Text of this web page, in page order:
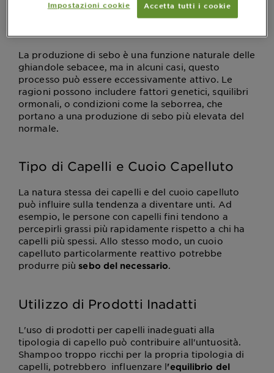
La produzione di sebo è una funzione naturale delle
ghiandole sebacee, ma in alcuni casi, questo
processo può essere eccessivamente attivo. Le
ragioni possono includere fattori genetici, squilibri
ormonali, o condizioni come la seborrea, che
portano a una produzione di sebo più elevata del
normale.
Tipo di Capelli e Cuoio Capelluto
La natura stessa dei capelli e del cuoio capelluto
può influire sulla tendenza a diventare unti. Ad
esempio, le persone con capelli fini tendono a
percepirli grassi più rapidamente rispetto a chi ha
capelli più spessi. Allo stesso modo, un cuoio
capelluto particolarmente reattivo potrebbe
produrre piùsebo del necessario.
Utilizzo di Prodotti Inadatti
L'uso di prodotti per capelli inadeguati alla
tipologia di capello può contribuire all'untuosità.
Shampoo troppo ricchi per la propria tipologia di
capelli, potrebbero influenzare l'equilibrio del
Impostazioni cookie Accetta tutti i cookie